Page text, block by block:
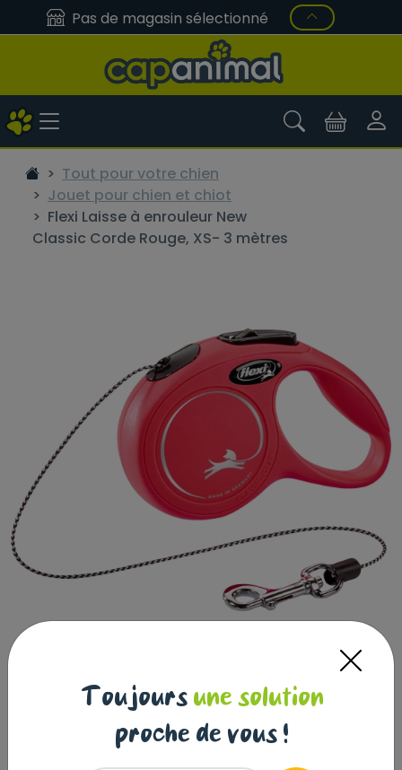
Pas de magasin sélectionné
Tout pour votre chien
Jouet pour chien et chiot
Flexi Laisse à enrouleur New
Classic Corde Rouge, XS- 3 mètres
Toujours une solution
proche de vous !